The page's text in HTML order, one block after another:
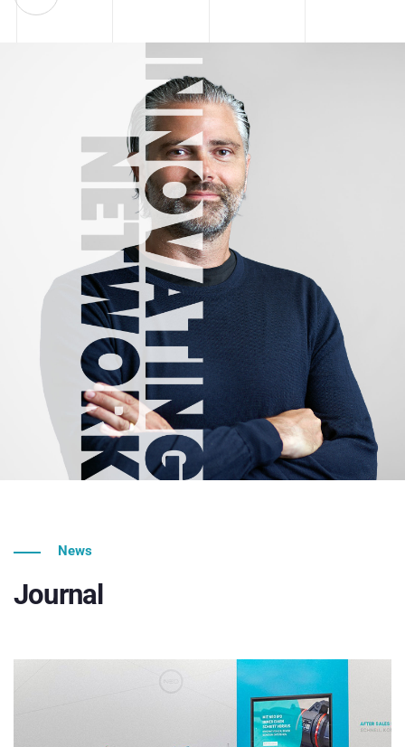
News
Journal